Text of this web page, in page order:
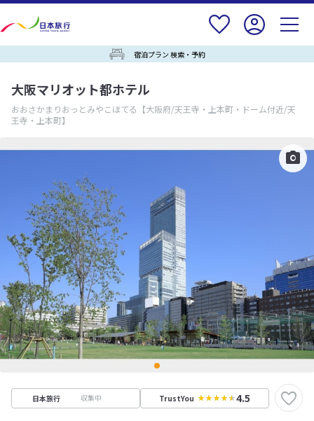
宿泊プラン 検索・予約
大阪マリオット都ホテル
おおさかまりおっとみやこほてる 【大阪府/天王寺・上本町・ドーム付近/天
王寺・上本町】
日本旅行 収集中 TrustYou 4.5